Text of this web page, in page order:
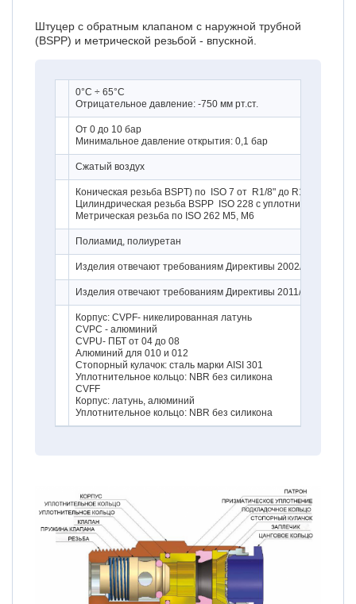
Штуцер с обратным клапаном с наружной трубной
(BSPP) и метрической резьбой - впускной.
0°C ÷ 65°C
Отрицательное давление: -750 мм рт.ст.
От 0 до 10 бар
Минимальное давление открытия: 0,1 бар
Сжатый воздух
Коническая резьба BSPT) по ISO 7 от R1/8" до R1/2" с
Цилиндрическая резьба BSPP ISO 228 с уплотнительным
Метрическая резьба по ISO 262 M5, M6
Полиамид, полиуретан
Изделия отвечают требованиям Директивы 2002/95/EC
Изделия отвечают требованиям Директивы 2011/65/EU
Корпус: CVPF- никелированная латунь
CVPC - алюминий
CVPU- ПБТ от 04 до 08
Алюминий для 010 и 012
Стопорный кулачок: сталь марки AISI 301
Уплотнительное кольцо: NBR без силикона
CVFF
Корпус: латунь, алюминий
Уплотнительное кольцо: NBR без силикона